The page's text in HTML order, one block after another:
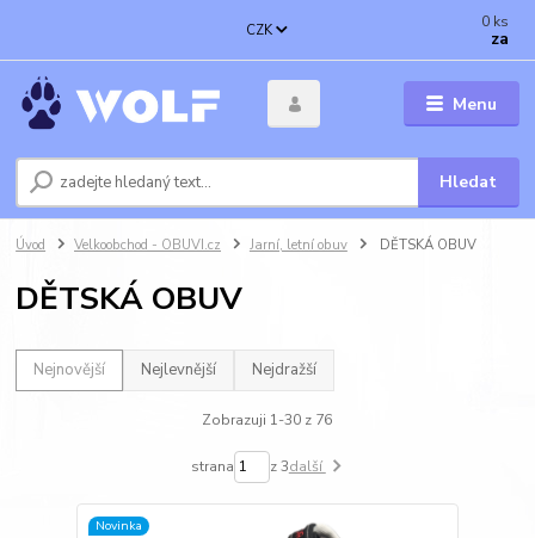
Menu
CZK
Hledat
0 ks
za
Úvod Velkoobchod - OBUVI.cz Jarní, letní obuv DĚTSKÁ OBUV
DĚTSKÁ OBUV
Nejnovější Nejlevnější Nejdražší
Zobrazuji 1-30 z 76
strana z 3další
Novinka